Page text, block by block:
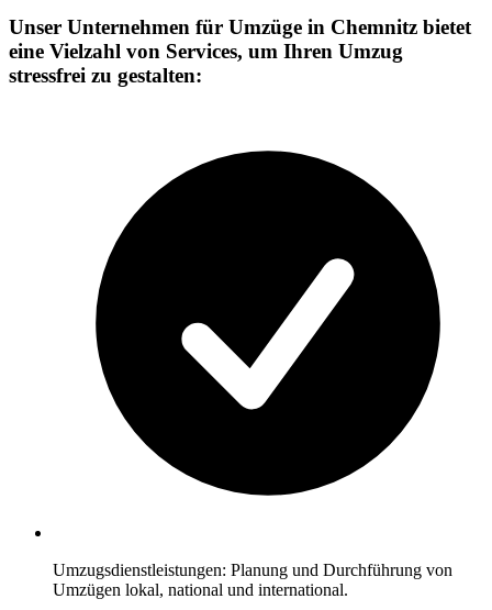
Unser Unternehmen für Umzüge in Chemnitz bietet
eine Vielzahl von Services, um Ihren Umzug
stressfrei zu gestalten:
Umzugsdienstleistungen: Planung und Durchführung von
Umzügen lokal, national und international.